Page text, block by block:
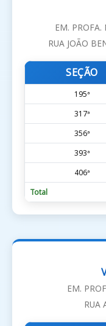
EM. PROFA.
RUA JOÃO
SEÇÃO
195ª
317ª
356ª
393ª
406ª
Total
EM.
RUA